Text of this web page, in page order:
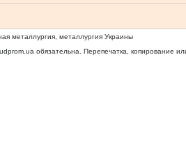
металлургия, металлургия Украины
обязательна. Перепечатка, копирование